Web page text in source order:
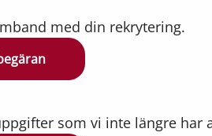
med din rekrytering.
som vi inte längre har